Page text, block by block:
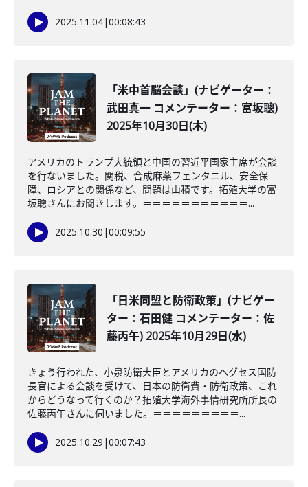
2025.11.04|00:08:43
「米中首脳会談」(ナビゲーター：
武田真一 コメンテーター：富坂聰)
2025年10月30日(木)
アメリカのトランプ大統領と中国の習近平国家主席が会談
を行ないました。関税、合成麻薬フェンタニル、安全保
障、ロシアとの関係など、問題は山積です。拓殖大学の富
坂聰さんにお聞きします。＝＝＝＝＝＝＝＝＝＝＝...
2025.10.30 |00:09:55
「日米同盟と防衛政策」(ナビゲー
ター：石田健 コメンテーター：佐
藤丙午) 2025年10月29日(水)
きょう行われた、小泉防衛大臣とアメリカのヘグセス国防
長官による会談を受けて、日本の防衛費・防衛政策、これ
からどうなって行くのか？拓殖大学海外事情研究所所長の
佐藤丙午さんに伺いました。＝＝＝＝＝＝＝＝＝...
2025.10.29 |00:07:43